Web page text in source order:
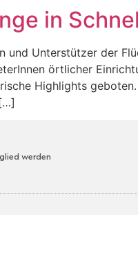
in
Unterstützer der
örtlicher
Highlights
werden